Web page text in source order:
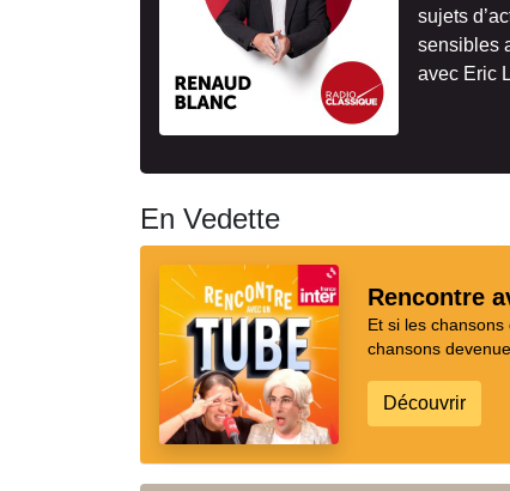
sujets
sensibles
avec Eric
En Vedette
Rencontre
Et si les
chansons
Découvrir